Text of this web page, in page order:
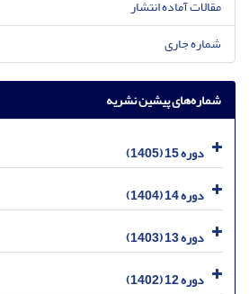
مقالات آماده انتشار
شماره جاری
شماره‌های پیشین نشریه
دوره 15 (1405)
دوره 14 (1404)
دوره 13 (1403)
دوره 12 (1402)